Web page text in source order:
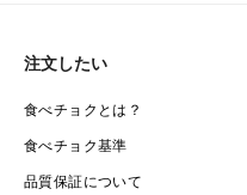
注文したい
食べチョクとは？
食べチョク基準
品質保証について